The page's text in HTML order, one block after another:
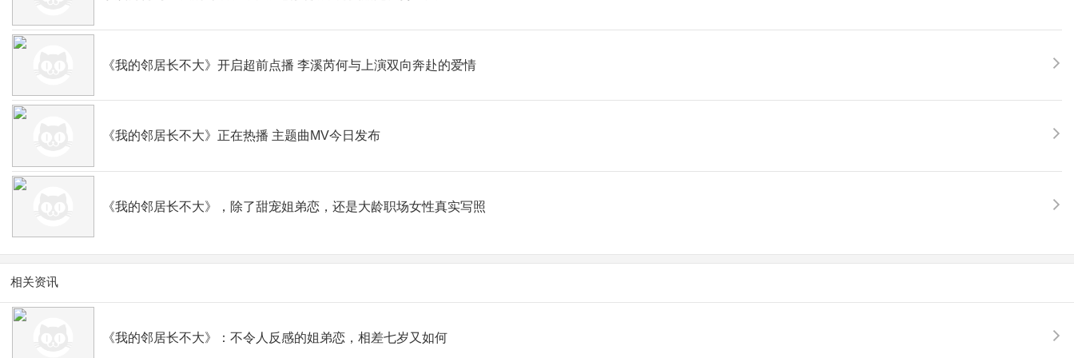
《我的邻居长不大》开启超前点播 李溪芮何与上演双向奔赴的爱情
《我的邻居长不大》正在热播 主题曲MV今日发布
《我的邻居长不大》，除了甜宠姐弟恋，还是大龄职场女性真实写照
相关资讯
《我的邻居长不大》：不令人反感的姐弟恋，相差七岁又如何